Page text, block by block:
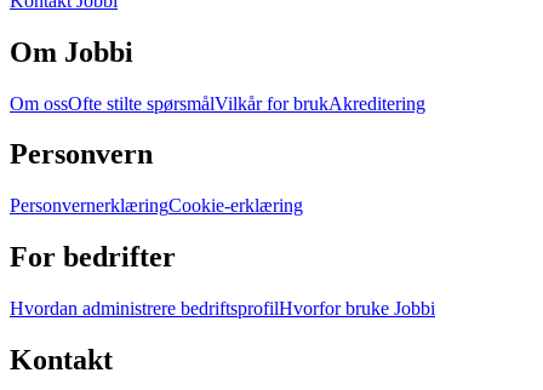
Om Jobbi
Om ossOfte stilte spørsmålVilkår for brukAkreditering
Personvern
PersonvernerklæringCookie-erklæring
For bedrifter
Hvordan administrere bedriftsprofilHvorfor bruke Jobbi
Kontakt